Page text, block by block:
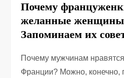
Почему
желанные женщины
Запоминаем их
Почему мужчинам
Франции? Можно, конечно,